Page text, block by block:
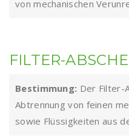
von mechanischen
FILTER-
Bestimmung: Der Filter-
Abtrennung von feinen
sowie Flüssigkeiten aus